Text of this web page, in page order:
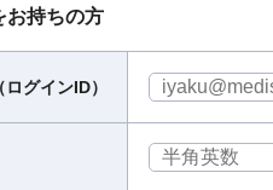
お持ちの方
グインID）